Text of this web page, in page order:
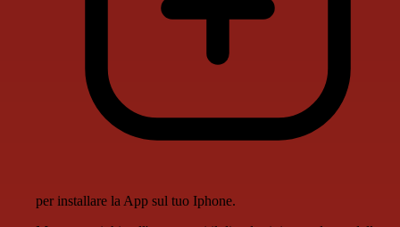
per installare la App sul tuo Iphone.